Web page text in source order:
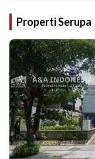
Properti Serupa